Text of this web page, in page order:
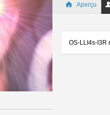
Aperçu
OS-LLI4s-I3R